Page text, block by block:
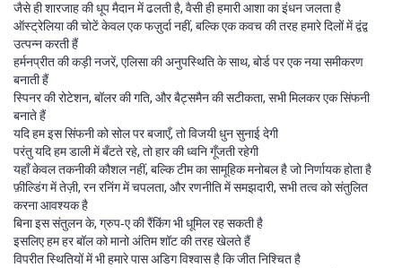
जैसे ही शारजाह की धूप मैदान में ढलती है, वैसी ही हमारी आशा का इंधन जलता है
ऑस्ट्रेलिया की चोटें केवल एक फज़ुर्दा नहीं, बल्कि एक कवच की तरह हमारे दिलों में द्वंद्व
उत्पन्न करती हैं
हर्मनप्रीत की कड़ी नजरें, एलिसा की अनुपस्थिति के साथ, बोर्ड पर एक नया समीकरण
बनाती हैं
स्पिनर की रोटेशन, बॉलर की गति, और बैट्समैन की सटीकता, सभी मिलकर एक सिंफनी
बनाते हैं
यदि हम इस सिंफनी को सोल पर बजाएँ, तो विजयी धुन सुनाई देगी
परंतु यदि हम डाली में बँटते रहे, तो हार की ध्वनि गूँजती रहेगी
यहाँ केवल तकनीकी कौशल नहीं, बल्कि टीम का सामूहिक मनोबल है जो निर्णायक होता है
फ़ील्डिंग में तेज़ी, रन रनिंग में चपलता, और रणनीति में समझदारी, सभी तत्व को संतुलित
करना आवश्यक है
बिना इस संतुलन के, ग्रुप‑ए की रैंकिंग भी धूमिल रह सकती है
इसलिए हम हर बॉल को मानो अंतिम शॉट की तरह खेलते हैं
विपरीत स्थितियों में भी हमारे पास अडिग विश्वास है कि जीत निश्चित है